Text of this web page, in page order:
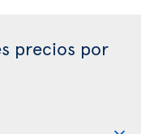
precios por